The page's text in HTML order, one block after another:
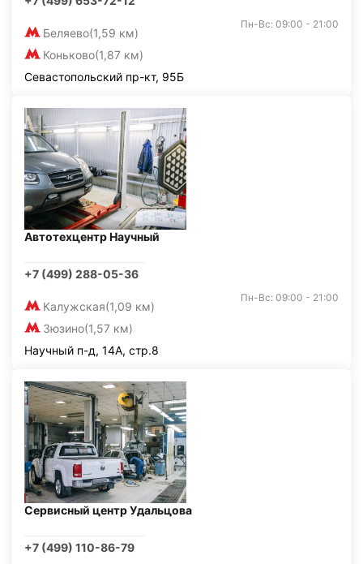
Беляево(1,59 км)
Коньково(1,87 км)
Пн-Вс: 09:00 - 21:00
Севастопольский пр-кт, 95Б
Автотехцентр Научный
+7 (499) 288-05-36
Калужская(1,09 км)
Зюзино(1,57 км)
Пн-Вс: 09:00 - 21:00
Научный п-д, 14А, стр.8
Сервисный центр Удальцова
+7 (499) 110-86-79